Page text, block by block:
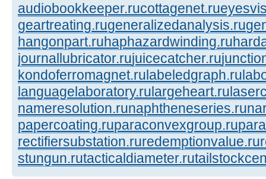
audiobookkeeper.rucottagenet.ru
geartreating.rugeneralizedanalysis.ru
hangonpart.ruhaphazardwinding.ru
journallubricator.rujuicecatcher.ru
kondoferromagnet.rulabeledgraph.ru
languagelaboratory.rulargeheart.ru
nameresolution.runaphtheneseries.ru
papercoating.ruparaconvexgroup.ru
rectifiersubstation.ruredemptionvalue.ru
stungun.rutacticaldiameter.ru